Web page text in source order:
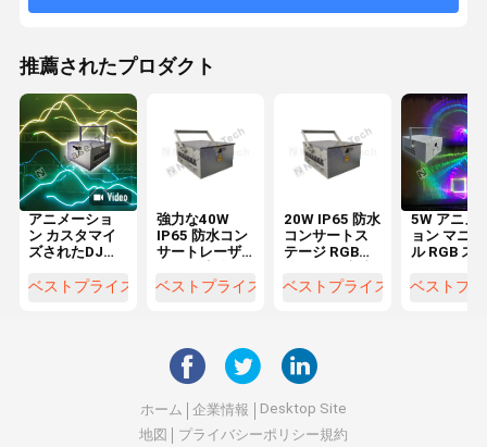
推薦されたプロダクト
アニメーショ
ン カスタマイ
ズされたDJレ
明 5W RGB デ
ベストプライス
強力な40W
IP65 防水コン
サートレーザ
ベント
ベストプライス
20W IP65 防水
コンサートス
テージ RGBレ
域 シーニック
ベストプライス
5W アニメ
ョン マニ
ル RGB ス
ー ステージ
ベストプ
ホーム 企業情報
Desktop Site
地図
プライバシーポリシー規約